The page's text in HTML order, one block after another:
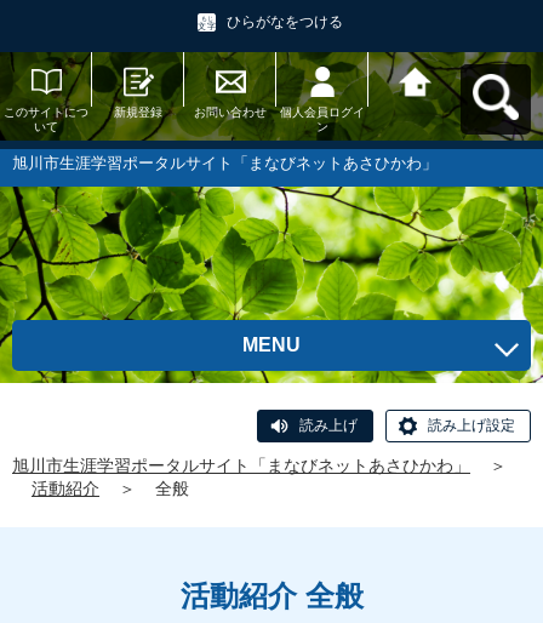
ひらがなをつける
このサイトにつ
いて
新規登録 お問い合わせ
個人会員ログイ
ン
旭川市生涯学習
ポータルサイト
「まなびネット
あさひかわ」へ
戻る
旭川市生涯学習ポータルサイト「まなびネットあさひかわ」
MENU
読み上げ 読み上げ設定
旭川市生涯学習ポータルサイト「まなびネットあさひかわ」
＞
活動紹介
＞ 全般
活動紹介 全般